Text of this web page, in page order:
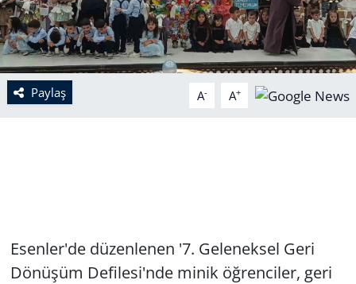
Paylaş A- A+
Esenler'de düzenlenen '7. Geleneksel Geri
Dönüşüm Defilesi'nde minik öğrenciler, geri